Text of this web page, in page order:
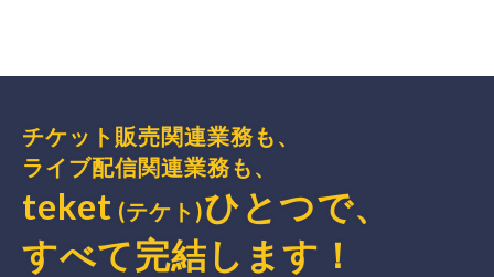
チケット販売関連業務も、
ライブ配信関連業務も、
teket (テケト)ひとつで、
すべて完結 します ！